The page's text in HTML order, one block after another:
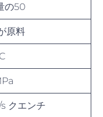
の50
原料
クエンチ